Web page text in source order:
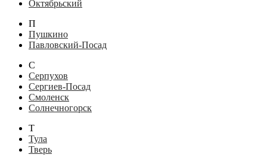
Октябрьский
П
Пушкино
Павловский-Посад
С
Серпухов
Сергиев-Посад
Смоленск
Солнечногорск
Т
Тула
Тверь